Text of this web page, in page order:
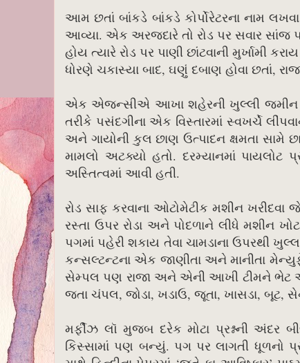
આમ છતાં બાંકડે બાંકડે કોર્પોરેટરના નામ
આવ્યા. એક અરજદારે તો રોડ પર સવાર સાંજ
હોય ત્યારે રોડ પર પાણી છાંટવાની મુર્ખામી
ધોરણે ચકાસ્યા બાદ, ઘણું દબાણ હોવા છતાં,
એક એજન્સીએ આખા શહેરની ખુલ્લી જમીન પર
તરીકે પસંદગીના એક વિસ્તારમાં સ્વખર્ચે
અને ગાયોની કુલ છાણ ઉત્પાદન ક્ષમતા સામે
મામલો અટક્યો હતો. દરમ્યાનમાં પાયલોટ
અસ્તિત્વમાં આવી હતી.
રોડ સાફ કરવાના ઓટોમેટીક મશીન ખરીદવા
રસ્તા ઉપર રોડા અને પોદળાને લીધે મશીન
પગમાં પહેરી શકાય તેવા ચામડાના ઉપરથી
કન્સલ્ટન્ટના એક જાણીતા અને માનીતા
સેમ્પલ પણ રાજા અને એની આખી ટીમને ભેટ
જતા ચંપલ,​ ​જોડા,​ ખડાઉ, જૂતા, ખાસડા,
મર્ફીઝ લૉ મુજબ દરેક મોટા પ્રશ્નની અંદર
કિસ્સામાં પણ બન્યું. પગ પર લાગતી ધૂળનો